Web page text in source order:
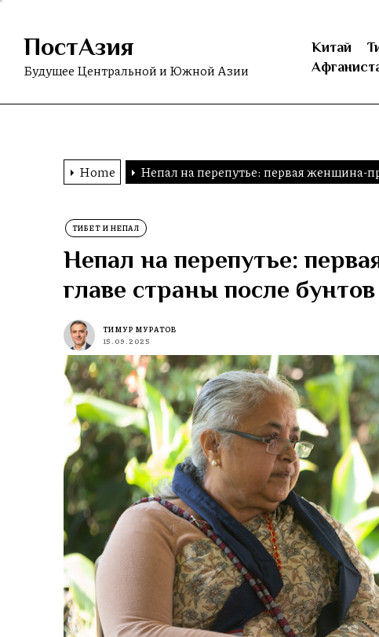
Skip
content
ПостАзия
Будущее Центральной и Южной Азии
Китай
Home Непал на перепутье: первая женщина-
ТИБЕТ И НЕПАЛ
Непал на перепутье:
главе страны после бунтов
ТИМУР МУРАТОВ
15.09.2025